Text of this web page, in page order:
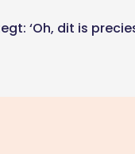
‘Oh, dit is